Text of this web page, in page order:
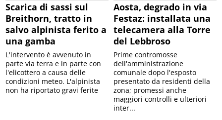
Scarica di sassi sul
Breithorn, tratto in
salvo alpinista ferito a
una gamba
L'intervento è avvenuto in
parte via terra e in parte con
l'elicottero a causa delle
condizioni meteo. L'alpinista
non ha riportato gravi ferite
Aosta, degrado in via
Festaz: installata una
telecamera alla Torre
del Lebbroso
Prime contromosse
dell'amministrazione
comunale dopo l'esposto
presentato da residenti della
zona; promessi anche
maggiori controlli e ulteriori
inter...